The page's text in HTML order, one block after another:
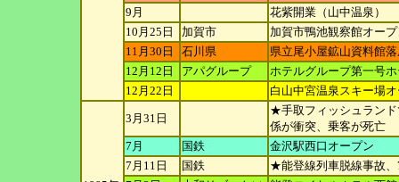
9月
花紫開業（山中温泉）
10月25日
加賀市
加賀市鴨池観察館オー
11月30日
石川県
県立尾小屋鉱山資料館
12月12日
アパグループ
ホテルグループ第一号
12月22日
白山中宮温泉スキー場
3月31日
★手取フィッシュラン
係が衝突、乗客が死亡
7月
国鉄
金沢駅西口オープン
7月11日
国鉄
★能登線列車脱線事故、